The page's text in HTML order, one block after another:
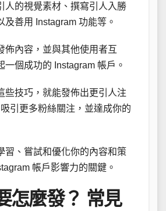
人的視覺素材、撰寫引人入勝
及善用 Instagram 功能等。
佈內容，並與其他使用者互
一個成功的 Instagram 帳戶。
些技巧，就能發佈出更引人注
引更多粉絲關注，並達成你的
習、嘗試和優化你的內容和策
帳戶影響力的關鍵。
怎麼發？ 常見